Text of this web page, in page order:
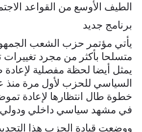
الطيف الأوسع من القواعد
برنامج جديد
يأتي مؤتمر حزب الشعب
متسلحا بأكثر من مجرد تغييرات
يمثل أيضا لحظة مفصلية لإعادة
خطوة طال انتظارها لإعادة
في مشهد سياسي داخلي ودولي
ووضعت قيادة الحزب هذا